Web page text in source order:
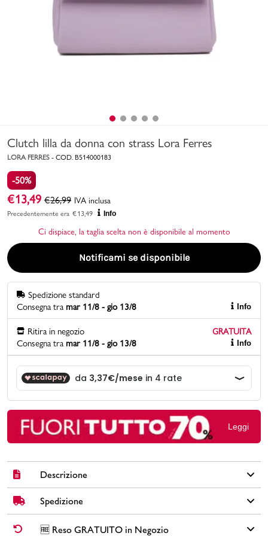
Bambino
Marchi
Accedi | Registrati
Promo & News
contatti
pcard
Clutch lilla da donna con strass Lora Ferres
LORA FERRES - COD. B514000183
-50%
€13,49 €26,99 IVA inclusa
Precedentemente era €13,49 Info
Ci dispiace, la taglia scelta non è disponibile al momento
Notificami se disponibile
Spedizione standard
Consegna tra mar 11/8 - gio 13/8 Info
Ritira in negozio
GRATUITA
Consegna tra mar 11/8 - gio 13/8 Info
Leggi
Descrizione
Clutch da donna Lora Ferres in similpelle colore lilla con
chiusura a bottone, tracolla in metallo e applicazione di strass.
Spedizione
✅ Spedizione Standard GRATUITA DA € 30➡️ Consegna in
🆓 Reso GRATUITO in Negozio